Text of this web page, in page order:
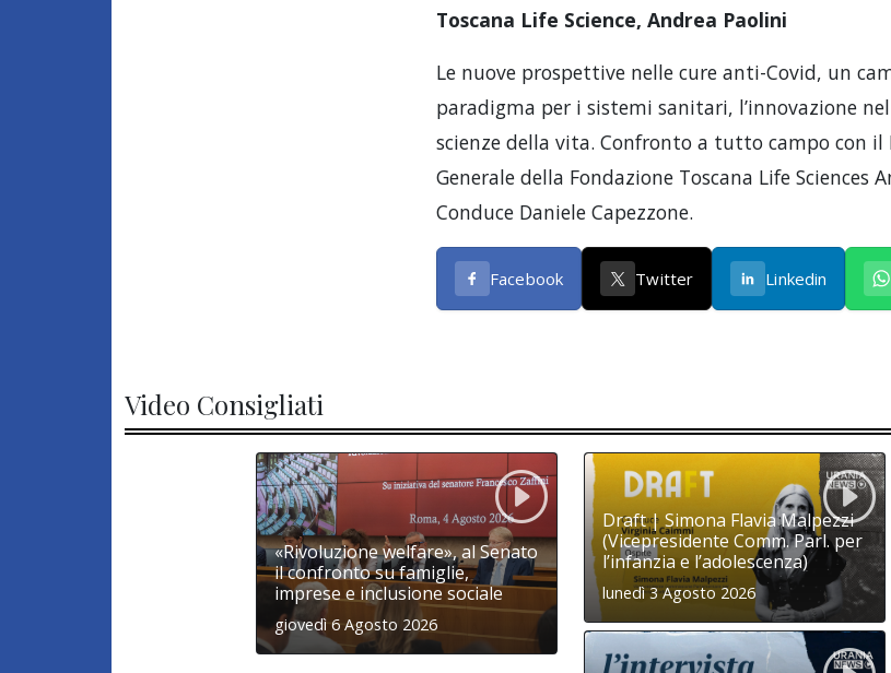
Toscana Life Science, Andrea Paolini
Le nuove prospettive nelle cure anti-Covid, un
paradigma per i sistemi sanitari, l’innovazione
scienze della vita. Confronto a tutto campo con
Generale della Fondazione Toscana Life Sciences
Conduce Daniele Capezzone.
Facebook Twitter Linkedin
Video Consigliati
«Rivoluzione welfare», al Senato
il confronto su famiglie,
imprese e inclusione sociale
giovedì 6 Agosto 2026
Draft | Simona Flavia Malpezzi
(Vicepresidente Comm. Parl. per
l’infanzia e l’adolescenza)
lunedì 3 Agosto 2026